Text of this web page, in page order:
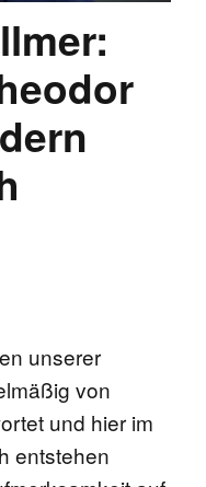
unserer
von
und hier im
entstehen